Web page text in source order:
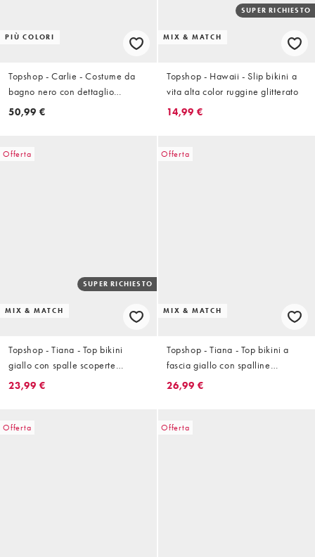
PIÙ COLORI
Topshop - Carlie - Costume da
bagno nero con dettaglio
attorcigliato sul retro
50,99 €
MIX & MATCH
SUPER RICHIESTO
Topshop - Hawaii - Slip bikini a
vita alta color ruggine glitterato
14,99 €
Offerta
MIX & MATCH
SUPER RICHIESTO
Topshop - Tiana - Top bikini
giallo con spalle scoperte
attorcigliate
23,99 €
Offerta
MIX & MATCH
Topshop - Tiana - Top bikini a
fascia giallo con spalline
attorcigliate
26,99 €
Offerta Offerta